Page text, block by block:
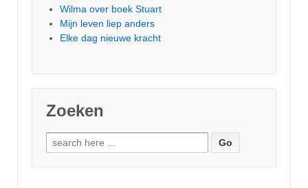
Wilma over boek Stuart
Mijn leven liep anders
Elke dag nieuwe kracht
Zoeken